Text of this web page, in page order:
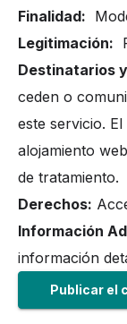
Finalidad:
Legitimación:
Destinatarios
ceden o
este servicio.
alojamiento
de tratamiento.
Derechos:
Información
información